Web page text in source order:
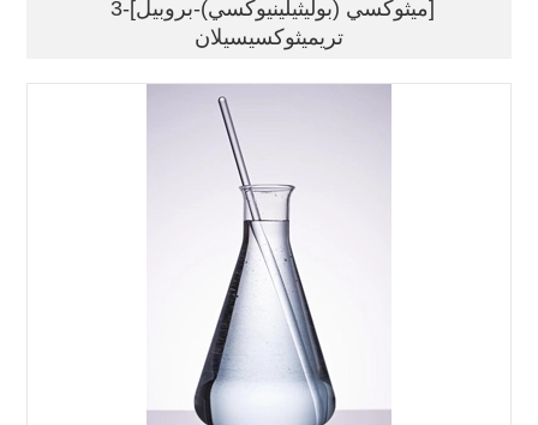
‎ 3-[ميثوكسي (بوليثيلينيوكسي)-بروبيل]
تريميثوكسيسيلان